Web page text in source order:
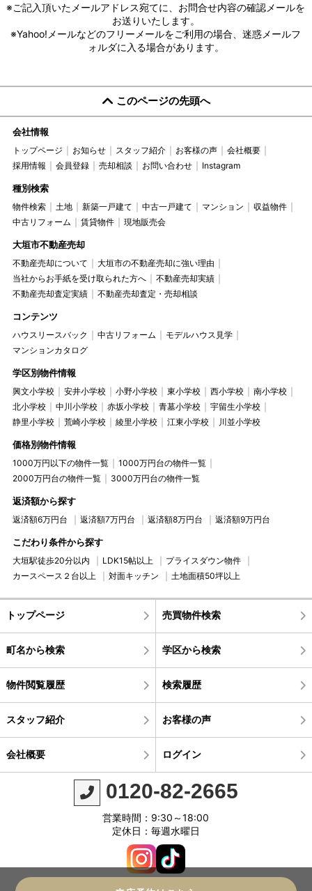
※ご記入頂いたメールアドレス宛てに、お問合せ内容の確認メールを
お送りいたします。
※Yahoo!メールなどのフリーメールをご利用の場合、迷惑メールフ
ォルダに入る場合があります。
このページの先頭へ
会社情報
トップページ お知らせ スタッフ紹介 お客様の声
会社概要
採用情報
会員登録 売却相談 お問い合わせ Instagram
種別検索
物件検索 土地 新築一戸建て 中古一戸建て マンション
収益物件
中古リフォーム
賃貸物件 現地販売会
大垣市不動産売却
不動産売却について
大垣市の不動産売却に強い理由
当社からお手紙を受け取られた方へ
不動産売却実績
不動産売却査定実績
不動産売却査定・売却相談
コンテンツ
ハウスリースバック 中古リフォーム
モデルハウス見学
マンションカタログ
学区別物件情報
興文小学校 安井小学校 小野小学校 東小学校 西小学校
南小学校
北小学校
中川小学校 赤坂小学校 青墓小学校
宇留生小学校
静里小学校
荒崎小学校 綾里小学校 江東小学校 川並小学校
価格別物件情報
1000万円以下の物件一覧
1000万円台の物件一覧
2000万円台の物件一覧
3000万円台の物件一覧
返済額から探す
返済額6万円台 返済額7万円台 返済額8万円台 返済額9万円台
こだわり条件から探す
大垣駅徒歩20分以内 LDK15帖以上
プライスダウン物件
カースペース２台以上
対面キッチン 土地面積50坪以上
トップページ 売買物件検索
町名から検索 学区から検索
物件閲覧履歴 検索履歴
スタッフ紹介 お客様の声
会社概要 ログイン
0120-82-2665
営業時間：9:30～18:00
定休日：毎週水曜日